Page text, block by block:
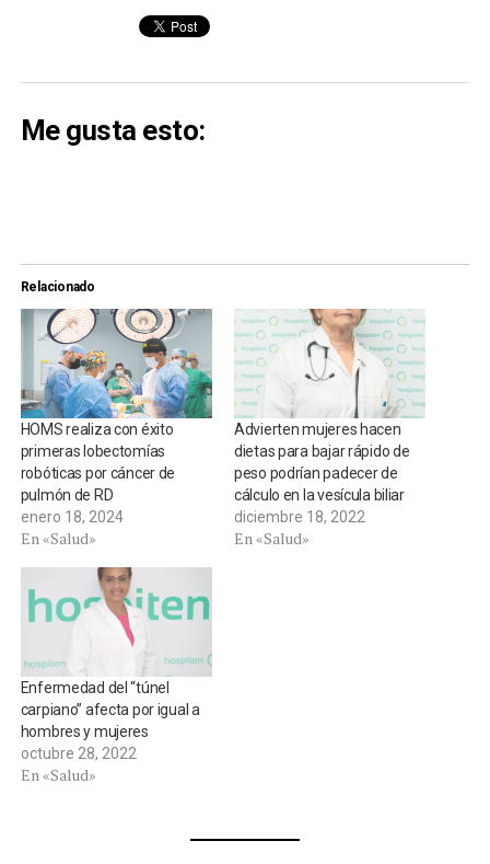
Me gusta esto:
Relacionado
HOMS realiza con éxito
primeras lobectomías
robóticas por cáncer de
pulmón de RD
enero 18, 2024
En «Salud»
Advierten mujeres hacen
dietas para bajar rápido de
peso podrían padecer de
cálculo en la vesícula biliar
diciembre 18, 2022
En «Salud»
Enfermedad del “túnel
carpiano” afecta por igual a
hombres y mujeres
octubre 28, 2022
En «Salud»